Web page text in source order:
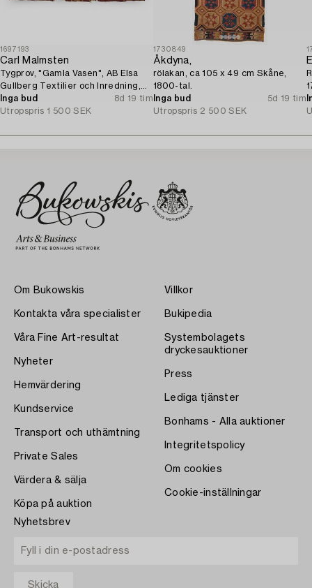
1697193
Carl Malmsten
Tygprov, "Gamla Vasen", AB Elsa
Gullberg Textilier och Inredning,
Stockholm, 1920-tal.
Inga bud
8d 19 tim
Utropspris 1 500 SEK
1730849
Åkdyna,
rölakan, ca 105 x 49 cm Skåne,
1800-tal.
Inga bud
5d 19 tim
Utropspris 2 500 SEK
Om Bukowskis
Kontakta våra specialister
Våra Fine Art-resultat
Nyheter
Hemvärdering
Kundservice
Transport och uthämtning
Private Sales
Värdera & sälja
Köpa på auktion
Villkor
Bukipedia
Systembolagets
dryckesauktioner
Press
Lediga tjänster
Bonhams - Alla auktioner
Integritetspolicy
Om cookies
Cookie-inställningar
Nyhetsbrev